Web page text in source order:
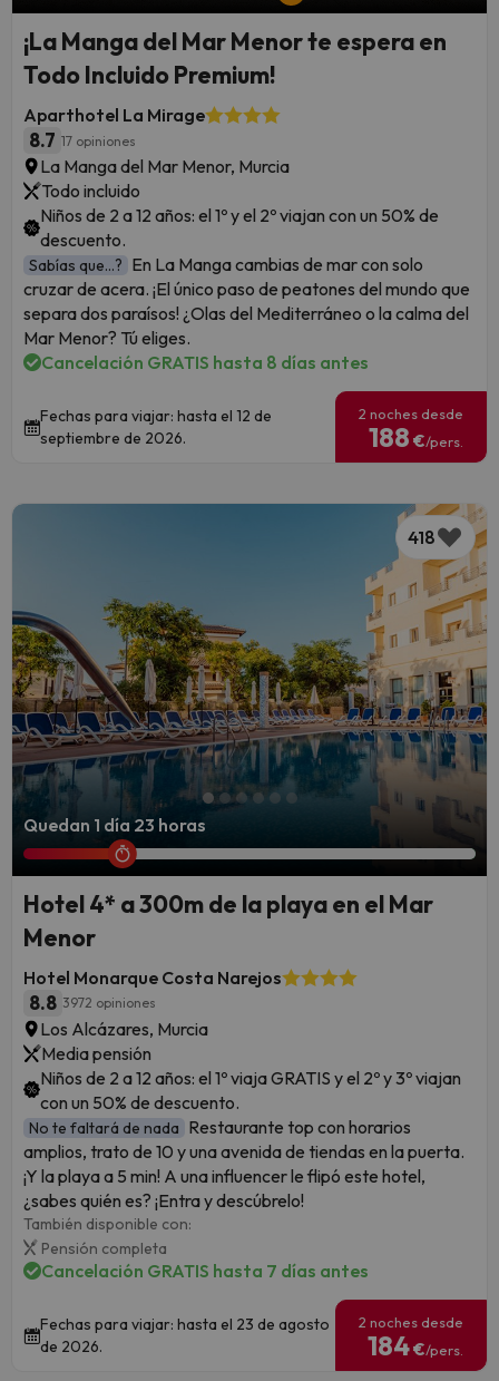
¡La Manga del Mar Menor te espera en
Todo Incluido Premium!
Aparthotel La Mirage
8.7 17 opiniones
La Manga del Mar Menor, Murcia
Todo incluido
Niños de 2 a 12 años: el 1º y el 2º viajan con un 50% de
descuento.
Sabías que...? En La Manga cambias de mar con solo
cruzar de acera. ¡El único paso de peatones del mundo que
separa dos paraísos! ¿Olas del Mediterráneo o la calma del
Mar Menor? Tú eliges.
Cancelación GRATIS hasta 8 días antes
Fechas para viajar: hasta el 12 de
septiembre de 2026.
2 noches desde
188 €/pers.
418
Quedan 1 día 23 horas
Hotel 4* a 300m de la playa en el Mar
Menor
Hotel Monarque Costa Narejos
8.8 3972 opiniones
Los Alcázares, Murcia
Media pensión
Niños de 2 a 12 años: el 1º viaja GRATIS y el 2º y 3º viajan
con un 50% de descuento.
No te faltará de nada Restaurante top con horarios
amplios, trato de 10 y una avenida de tiendas en la puerta.
¡Y la playa a 5 min! A una influencer le flipó este hotel,
¿sabes quién es? ¡Entra y descúbrelo!
También disponible con:
Pensión completa
Cancelación GRATIS hasta 7 días antes
Fechas para viajar: hasta el 23 de agosto
de 2026.
2 noches desde
184€/pers.